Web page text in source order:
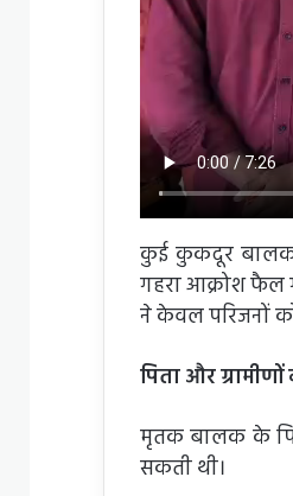
कुई कुकदूर बालक
गहरा आक्रोश फैल
ने केवल परिजनों
पिता और
मृतक बालक के
सकती थी।